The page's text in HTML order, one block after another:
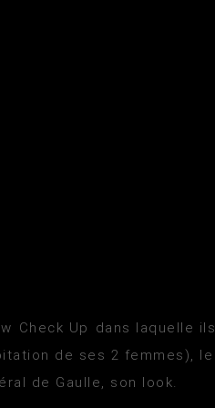
Check Up dans laquelle ils
de ses 2 femmes), le
de Gaulle, son look.